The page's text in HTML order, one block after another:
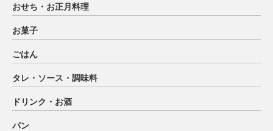
おせち・お正月料理
お菓子
ごはん
タレ・ソース・調味料
ドリンク・お酒
パン